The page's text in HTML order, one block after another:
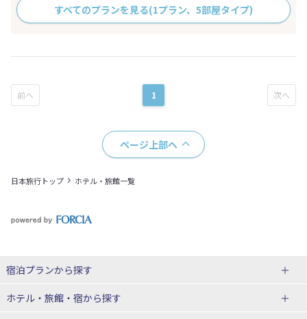
すべてのプランを見る(1プラン、5部屋タイプ)
1
ページ上部へ
日本旅行トップ ホテル・旅館一覧
宿泊プランから探す
北海道
ホテル・旅館・宿から探す